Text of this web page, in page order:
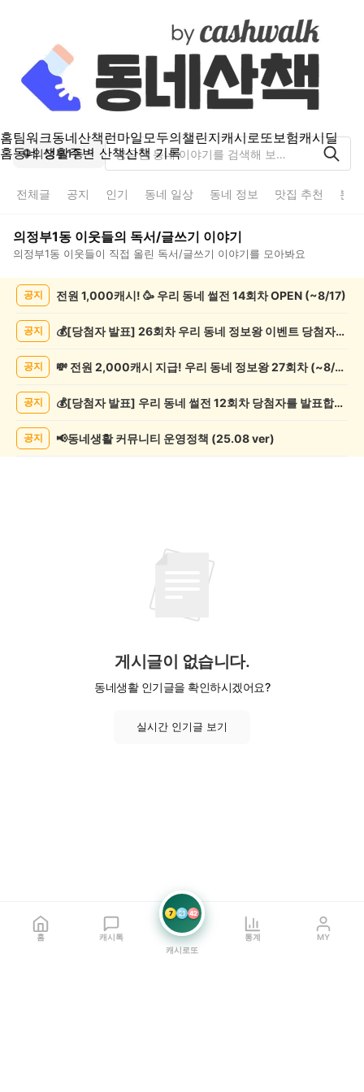
홈팀워크동네산책런마일모두의챌린지캐시로또보험캐시딜
홈동네 생활주변 산책산책 기록
의정부1동
전체글 공지 인기 동네 일상 동네 정보 맛집 추천 분
의정부1동 이웃들의 독서/글쓰기 이야기
의정부1동 이웃들이 직접 올린 독서/글쓰기 이야기를 모아봐요
서/
시
공지 전원 1,000캐시! 🥳 우리 동네 썰전 14회차 OPEN (~8/17)
공지 💰[당첨자 발표] 26회차 우리 동네 정보왕 이벤트 당첨자를 발표합니다!
공지 💸 전원 2,000캐시 지급! 우리 동네 정보왕 27회차 (~8/10)
공지 💰[당첨자 발표] 우리 동네 썰전 12회차 당첨자를 발표합니다!
공지 📢동네생활 커뮤니티 운영정책 (25.08 ver)
게시글이 없습니다.
동네생활 인기글을 확인하시겠어요?
실시간 인기글 보기
홈 캐시톡
7 21 42
캐시로또
통계 MY